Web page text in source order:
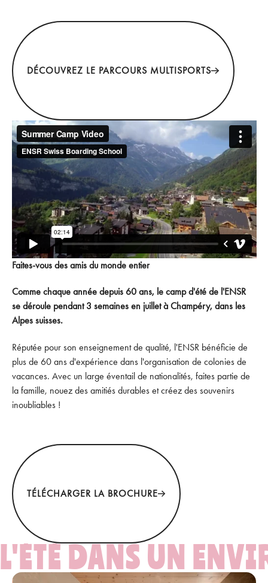
Découvrez le parcours multisports
DÉCOUVREZ LE PARCOURS MULTISPORTS
Faites-vous des amis du monde entier
Comme chaque année depuis 60 ans, le camp d'été de l'ENSR
se déroule pendant 3 semaines en juillet à Champéry, dans les
Alpes suisses.
Réputée pour son enseignement de qualité, l'ENSR bénéficie de
plus de 60 ans d'expérience dans l'organisation de colonies de
vacances. Avec un large éventail de nationalités, faites partie de
la famille, nouez des amitiés durables et créez des souvenirs
inoubliables !
Télécharger la brochure
TÉLÉCHARGER LA BROCHURE
L'ÉTÉ DANS UN